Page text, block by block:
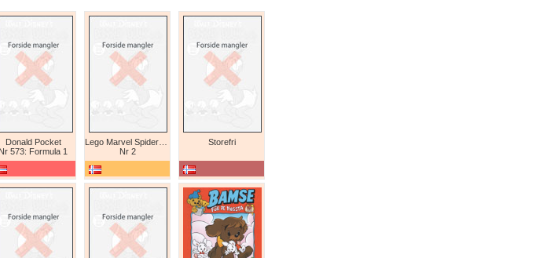
Donald Pocket
Nr 573: Formula 1
Nr 2
Storefri